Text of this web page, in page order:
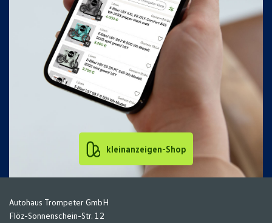
kleinanzeigen-Shop
Autohaus Trompeter GmbH
Flöz-Sonnenschein-Str. 12